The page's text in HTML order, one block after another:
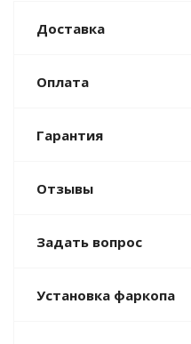
Доставка
Оплата
Гарантия
Отзывы
Задать вопрос
Установка фаркопа